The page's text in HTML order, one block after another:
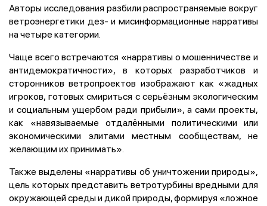
Авторы исследования разбили распространяемые вокруг
ветроэнергетики дез- и мисинформационные нарративы
на четыре категории.
Чаще всего встречаются «нарративы о мошенничестве и
антидемократичности», в которых разработчиков и
сторонников ветропроектов изображают как «жадных
игроков, готовых смириться с серьёзным экологическим
и социальным ущербом ради прибыли», а сами проекты,
как «навязываемые отдалёнными политическими или
экономическими элитами местным сообществам, не
желающим их принимать».
Также выделены «нарративы об уничтожении природы»,
цель которых представить ветротурбины вредными для
окружающей среды и дикой природы, формируя «ложное